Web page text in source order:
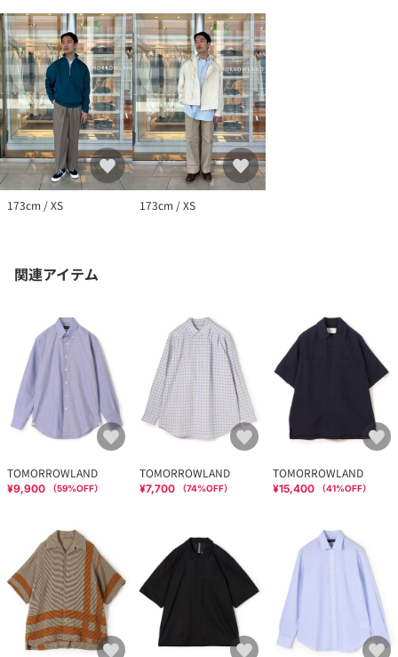
173cm / XS 173cm / XS
関連アイテム
TOMORROWLAND
¥9,900 （59%OFF）
TOMORROWLAND
¥7,700 （74%OFF）
TOMORROWLAND
¥15,400 （41%OFF）